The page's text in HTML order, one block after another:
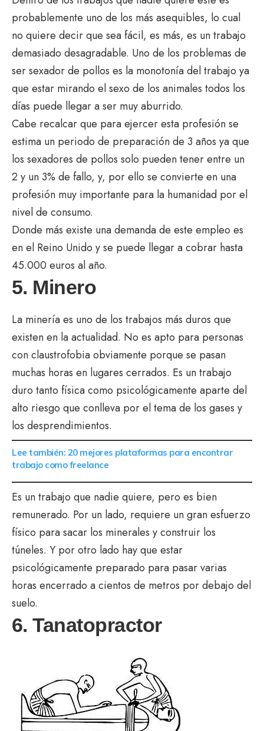
probablemente uno de los más asequibles, lo cual
no quiere decir que sea fácil, es más, es un trabajo
demasiado desagradable. Uno de los problemas de
ser sexador de pollos es la monotonía del trabajo ya
que estar mirando el sexo de los animales todos los
días puede llegar a ser muy aburrido.
Cabe recalcar que para ejercer esta profesión se
estima un periodo de preparación de 3 años ya que
los sexadores de pollos solo pueden tener entre un
2 y un 3% de fallo, y, por ello se convierte en una
profesión muy importante para la humanidad por el
nivel de consumo.
Donde más existe una demanda de este empleo es
en el Reino Unido y se puede llegar a cobrar hasta
45.000 euros al año.
5. Minero
La minería es uno de los trabajos más duros que
existen en la actualidad. No es apto para personas
con claustrofobia obviamente porque se pasan
muchas horas en lugares cerrados. Es un trabajo
duro tanto física como psicológicamente aparte del
alto riesgo que conlleva por el tema de los gases y
los desprendimientos.
Lee también: 20 mejores plataformas para encontrar
trabajo como freelance
Es un trabajo que nadie quiere, pero es bien
remunerado. Por un lado, requiere un gran esfuerzo
físico para sacar los minerales y construir los
túneles. Y por otro lado hay que estar
psicológicamente preparado para pasar varias
horas encerrado a cientos de metros por debajo del
suelo.
6. Tanatopractor